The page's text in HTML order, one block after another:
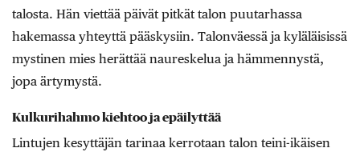
talosta. Hän viettää päivät pitkät talon puutarhassa
hakemassa yhteyttä pääskysiin. Talonväessä ja kyläläisissä
mystinen mies herättää naureskelua ja hämmennystä,
jopa ärtymystä.
Kulkurihahmo kiehtoo ja epäilyttää
Lintujen kesyttäjän tarinaa kerrotaan talon teini-ikäisen